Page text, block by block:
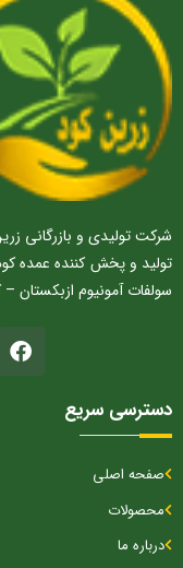
شرکت تولیدی و بازرگانی
تولید و پخش کننده عمده
سولفات آمونیوم ازبکستان
دسترسی سریع
صفحه اصلی
محصولات
درباره ما